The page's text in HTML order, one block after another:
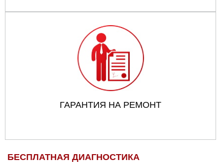
ГАРАНТИЯ НА РЕМОНТ
БЕСПЛАТНАЯ ДИАГНОСТИКА